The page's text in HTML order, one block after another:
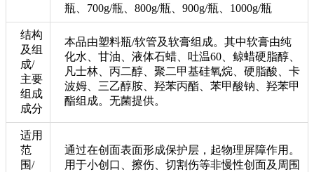
瓶、700g/瓶、800g/瓶、900g/瓶、1000g/瓶
结构
及组
成/
主要
组成
成分
本品由塑料瓶/软管及软膏组成。其中软膏由纯
化水、甘油、液体石蜡、吐温60、鲸蜡硬脂醇、
凡士林、丙二醇、聚二甲基硅氧烷、硬脂酸、卡
波姆、三乙醇胺、羟苯丙酯、苯甲酸钠、羟苯甲
酯组成。无菌提供。
适用
范
围/
通过在创面表面形成保护层，起物理屏障作用。
用于小创口、擦伤、切割伤等非慢性创面及周围